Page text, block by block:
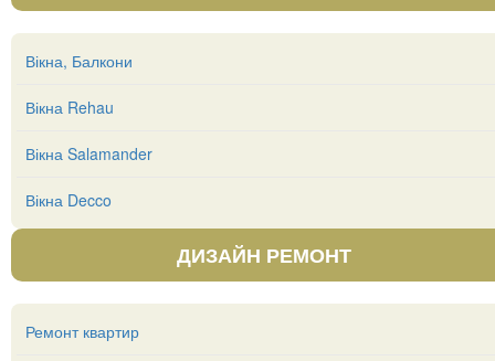
Вікна, Балкони
Вікна Rehau
Вікна Salamander
Вікна Decco
ДИЗАЙН РЕМОНТ
Ремонт квартир